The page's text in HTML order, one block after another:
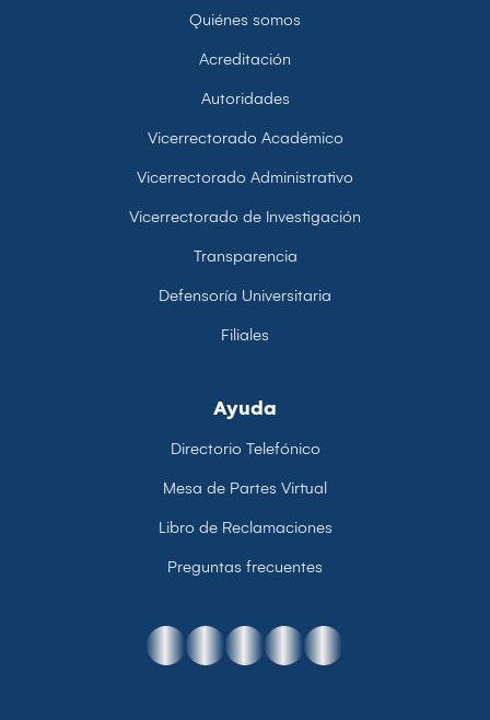
Quiénes somos
Acreditación
Autoridades
Vicerrectorado Académico
Vicerrectorado Administrativo
Vicerrectorado de Investigación
Transparencia
Defensoría Universitaria
Filiales
Ayuda
Directorio Telefónico
Mesa de Partes Virtual
Libro de Reclamaciones
Preguntas frecuentes